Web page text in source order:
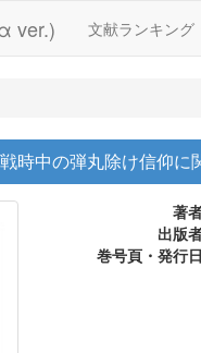
ver.) 文献ランキング
戦時中の弾丸除け信仰に
著
出版
巻号頁・発行日